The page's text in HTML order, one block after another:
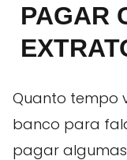
PAGAR
Quanto tempo
banco para
pagar